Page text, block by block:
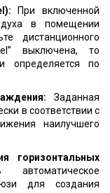
При включенной
в помещении
дистанционного
выключена, то
определяется по
Заданная
в соответствии с
наилучшего
горизонтальных
для создания